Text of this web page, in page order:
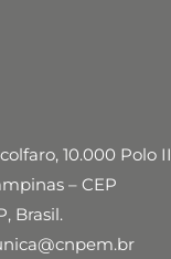
10.000 Polo II
– CEP
Brasil.